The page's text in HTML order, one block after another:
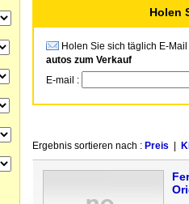
Holen
Holen Sie sich täglich E-
autos zum Verkauf
E-mail :
Ergebnis sortieren nach : Preis